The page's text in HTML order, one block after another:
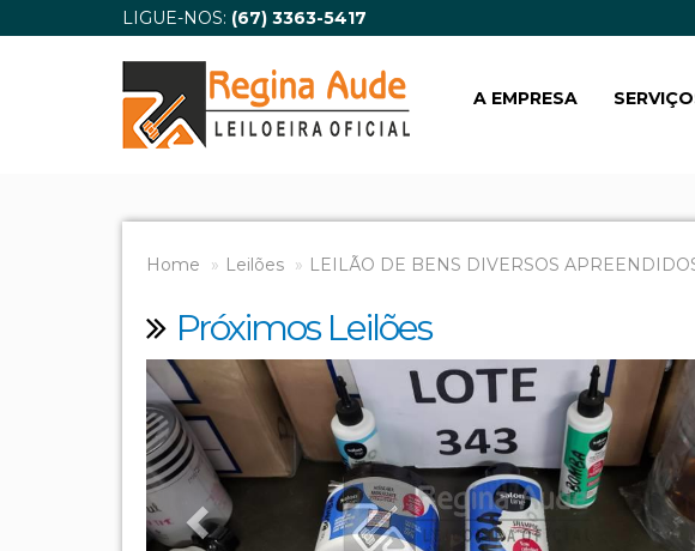
LIGUE-NOS: (67) 3363-5417
A EMPRESA
Home Leilões LEILÃO DE BENS DIVERSOS
Próximos Leilões
Previous